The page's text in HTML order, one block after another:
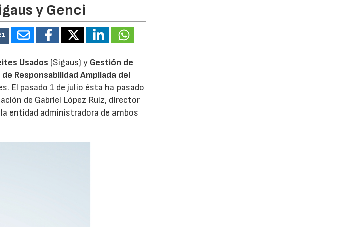
y Genci
Usados (Sigaus) y Gestión de
Responsabilidad Ampliada del
El pasado 1 de julio ésta ha pasado
de Gabriel López Ruiz, director
entidad administradora de ambos